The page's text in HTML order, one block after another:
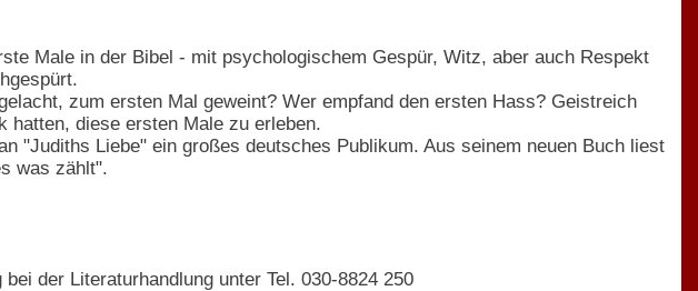
Male in der Bibel - mit psychologischem Gespür, Witz, aber auch Respekt
zum ersten Mal geweint? Wer empfand den ersten Hass? Geistreich
hatten, diese ersten Male zu erleben.
"Judiths Liebe" ein großes deutsches Publikum. Aus seinem neuen Buch liest
was zählt".
der Literaturhandlung unter Tel. 030-8824 250